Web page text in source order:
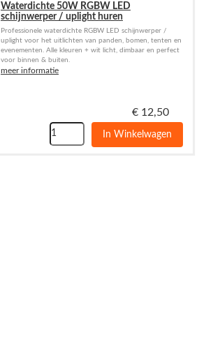
Waterdichte 50W RGBW LED
schijnwerper / uplight huren
Professionele waterdichte RGBW LED schijnwerper /
uplight voor het uitlichten van panden, bomen, tenten en
evenementen. Alle kleuren + wit licht, dimbaar en perfect
voor binnen & buiten.
meer informatie
€ 12,50
In Winkelwagen